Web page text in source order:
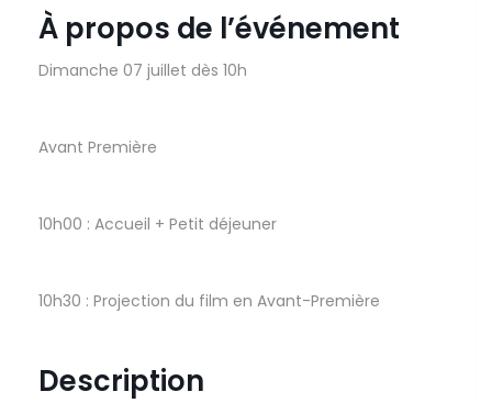
À propos de l’événement
Dimanche 07 juillet dès 10h
Avant Première
10h00 : Accueil + Petit déjeuner
10h30 : Projection du film en Avant-Première
Description